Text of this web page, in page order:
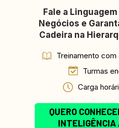
Fale a
Negócios e
Cadeira na
Treinamento com
Turmas
Carga
QUERO